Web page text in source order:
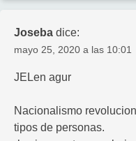
Joseba dice:
mayo 25, 2020 a las 10:01
JELen agur
Nacionalismo
tipos de personas.